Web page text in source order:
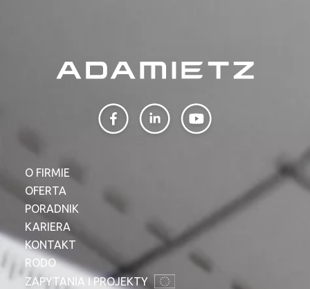
O FIRMIE
OFERTA
PORADNIK
KARIERA
KONTAKT
RODO
ZAPYTANIA I PROJEKTY